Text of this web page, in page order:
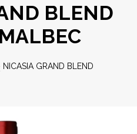
BLEND
NICASIA GRAND BLEND